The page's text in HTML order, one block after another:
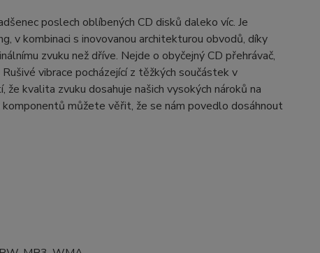
poslech oblíbených CD disků daleko víc. Je
v kombinaci s inovovanou architekturou obvodů, díky
zvuku než dříve. Nejde o obyčejný CD přehrávač,
vibrace pocházející z těžkých součástek v
kvalita zvuku dosahuje našich vysokých nároků na
můžete věřit, že se nám povedlo dosáhnout